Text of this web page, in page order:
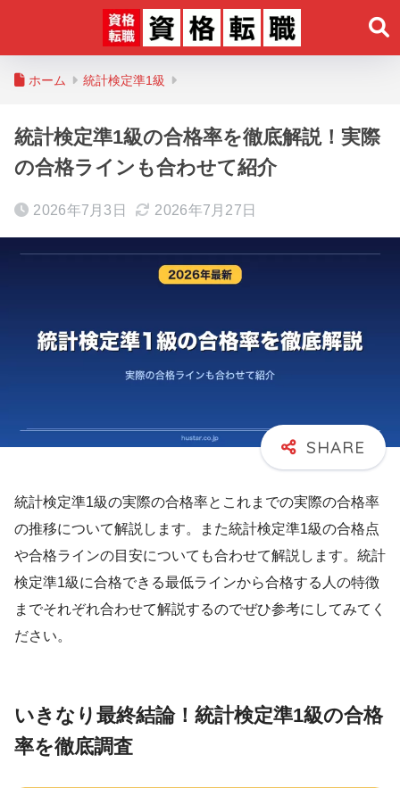
ホーム 統計検定準1級
統計検定準1級の合格率を徹底解説！実際
の合格ラインも合わせて紹介
2026年7月3日 2026年7月27日
統計検定準1級の実際の合格率とこれまでの実際の合格率
の推移について解説します。また統計検定準1級の合格点
や合格ラインの目安についても合わせて解説します。統計
検定準1級に合格できる最低ラインから合格する人の特徴
までそれぞれ合わせて解説するのでぜひ参考にしてみてく
ださい。
いきなり最終結論！統計検定準1級の合格
率を徹底調査